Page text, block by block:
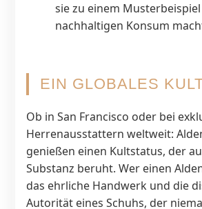
sie zu einem
nachhaltigen Konsum
EIN GLOBALES
Ob in San Francisco oder bei
Herrenausstattern weltweit:
genießen einen Kultstatus, der
Substanz beruht. Wer einen
das ehrliche Handwerk und die
Autorität eines Schuhs, der